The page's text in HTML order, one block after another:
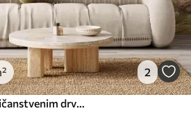
2
Šumska staza među veličanstvenim drvećem u stilu akvarela